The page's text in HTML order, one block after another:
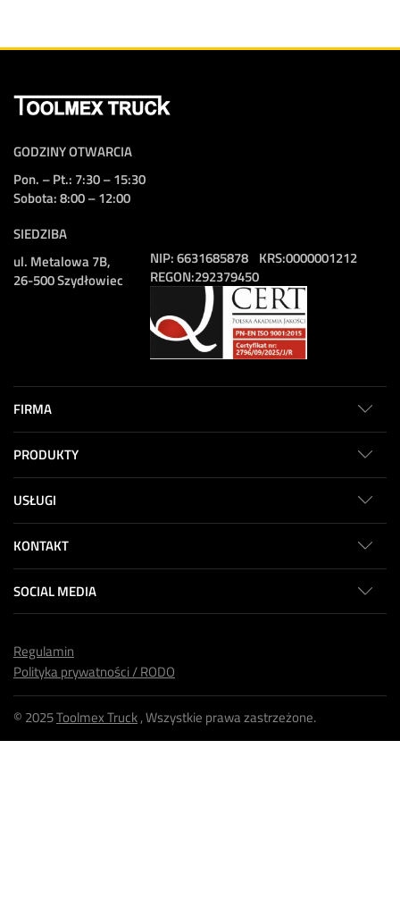
GODZINY OTWARCIA
Pon. – Pt.: 7:30 – 15:30
Sobota: 8:00 – 12:00
SIEDZIBA
ul. Metalowa 7B,
26-500 Szydłowiec
NIP:6631685878
REGON:292379450
KRS:0000001212
FIRMA
PRODUKTY
USŁUGI
KONTAKT
SOCIAL MEDIA
© 2025Toolmex Truck, Wszystkie prawa zastrzeżone.
Regulamin
Polityka prywatności / RODO